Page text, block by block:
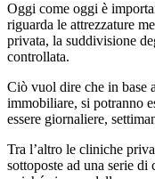
Oggi come oggi è
riguarda le attrezzature
privata, la suddivisione
controllata.
Ciò vuol dire che in base
immobiliare, si potranno
essere giornaliere,
Tra l’altro le cliniche
sottoposte ad una serie